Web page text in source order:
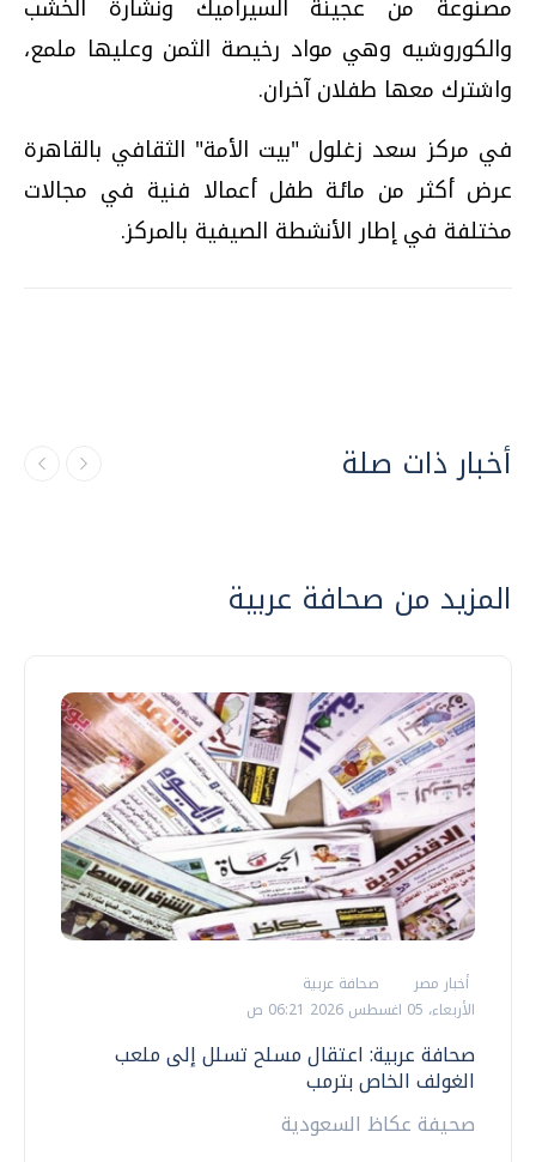
والكوروشيه وهي مواد رخيصة الثمن وعليها ملمع،
واشترك معها طفلان آخران.
في مركز سعد زغلول "بيت الأمة" الثقافي بالقاهرة
عرض أكثر من مائة طفل أعمالا فنية في مجالات
مختلفة في إطار الأنشطة الصيفية بالمركز.
أخبار ذات صلة
المزيد من صحافة عربية
أخبار مصر
صحافة عربية
الأربعاء، 05 اغسطس 2026 06:21 ص
صحافة عربية: اعتقال مسلح تسلل إلى ملعب
الغولف الخاص بترمب
صحيفة عكاظ السعودية